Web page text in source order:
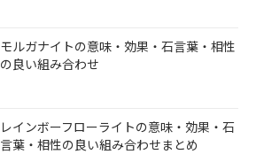
モルガナイトの意味・効果・石言葉・相性
の良い組み合わせ
レインボーフローライトの意味・効果・石
言葉・相性の良い組み合わせまとめ